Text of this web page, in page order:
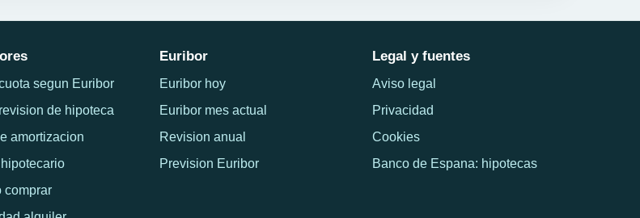
segun Euribor
de hipoteca
amortizacion
comprar
Euribor
Euribor hoy
Euribor mes actual
Revision anual
Prevision Euribor
Legal y fuentes
Aviso legal
Privacidad
Cookies
Banco de Espana: hipotecas